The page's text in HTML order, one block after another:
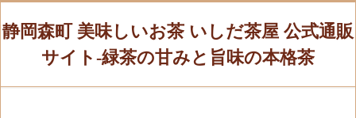
静岡森町 美味しいお茶 いしだ茶屋 公式通販
サイト-緑茶の甘みと旨味の本格茶